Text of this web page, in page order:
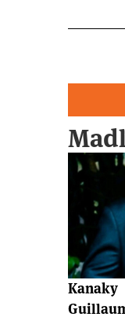
Écologie
Kanaky